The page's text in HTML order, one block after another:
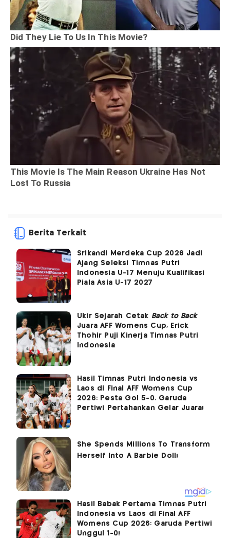
Berita Terkait
Srikandi Merdeka Cup 2026 Jadi
Ajang Seleksi Timnas Putri
Indonesia U-17 Menuju Kualifikasi
Piala Asia U-17 2027
Ukir Sejarah Cetak Back to Back
Juara AFF Womens Cup, Erick
Thohir Puji Kinerja Timnas Putri
Indonesia
Hasil Timnas Putri Indonesia vs
Laos di Final AFF Womens Cup
2026: Pesta Gol 5-0, Garuda
Pertiwi Pertahankan Gelar Juara!
Hasil Babak Pertama Timnas Putri
Indonesia vs Laos di Final AFF
Womens Cup 2026: Garuda Pertiwi
Unggul 1-0!